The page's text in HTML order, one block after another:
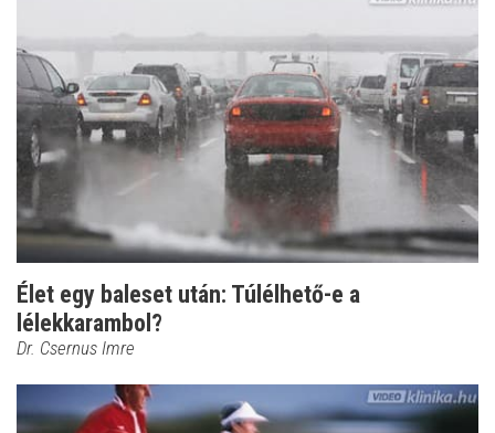
Élet egy baleset után: Túlélhető-e a
lélekkarambol?
Dr. Csernus Imre